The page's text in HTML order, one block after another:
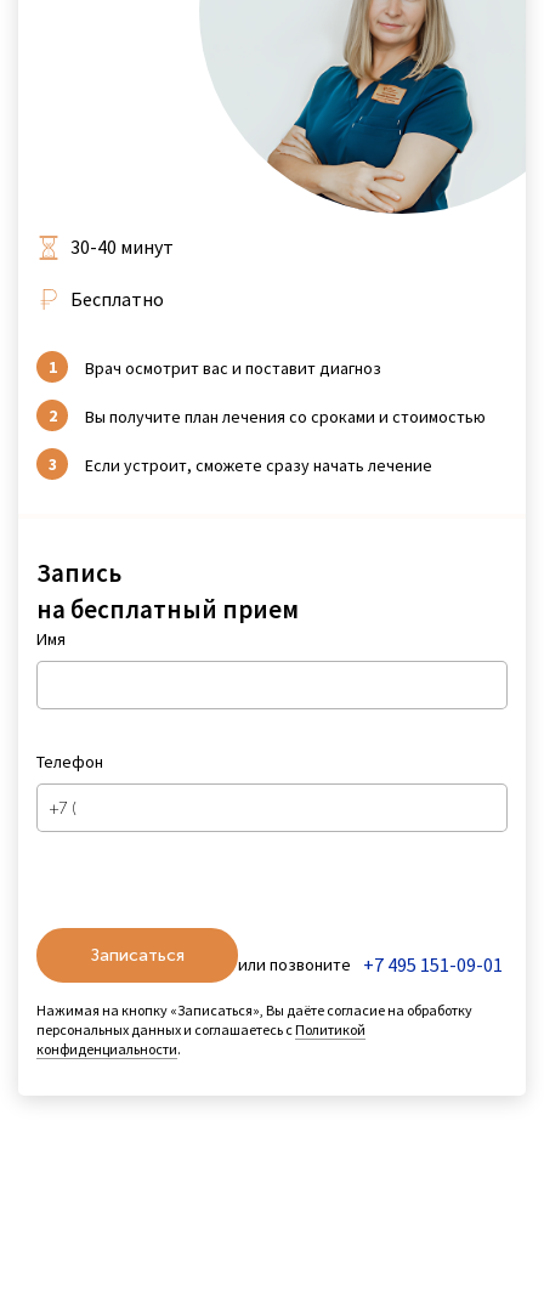
Запись
на бесплатный прием
Имя
Телефон
Записаться или позвоните +7 495 151-09-01
Нажимая на кнопку «Записаться», Вы даёте согласие на обработку
персональных данных и соглашаетесь сПолитикой
конфиденциальности.
30-40 минут
Бесплатно
Врач осмотрит вас и поставит диагноз
Вы получите план лечения со сроками и стоимостью
Если устроит, сможете сразу начать лечение